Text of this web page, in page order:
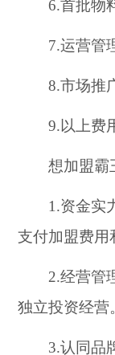
6.首批物料
7.运营管理
8.市场推广
9.以上费用
想加盟霸王
1.资金实力
支付加盟费用
2.经营管理
独立投资经营
3.认同品牌